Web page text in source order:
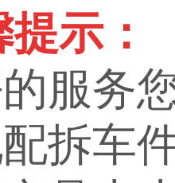
示：
服务
配拆车